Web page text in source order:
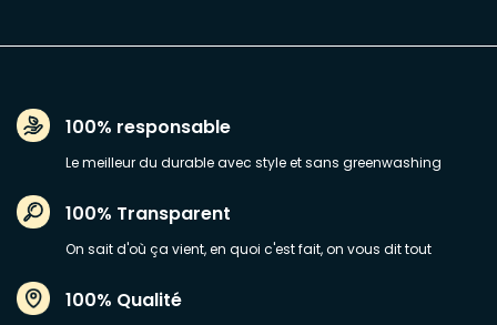
100% responsable
Le meilleur du durable avec style et sans greenwashing
100% Transparent
On sait d'où ça vient, en quoi c'est fait, on vous dit tout
100% Qualité